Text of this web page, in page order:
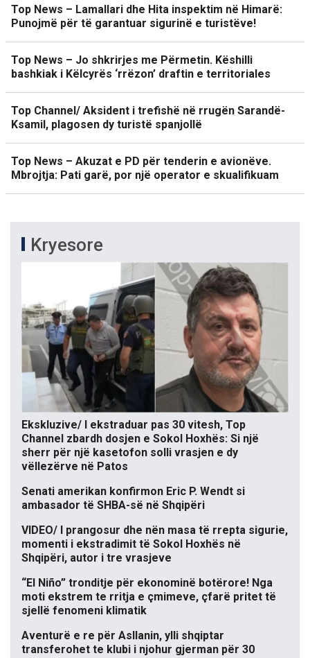
Top News – Lamallari dhe Hita inspektim në Himarë:
Punojmë për të garantuar sigurinë e turistëve!
Top News – Jo shkrirjes me Përmetin. Këshilli
bashkiak i Këlcyrës ‘rrëzon’ draftin e territoriales
Top Channel/ Aksident i trefishë në rrugën Sarandë-
Ksamil, plagosen dy turistë spanjollë
Top News – Akuzat e PD për tenderin e avionëve.
Mbrojtja: Pati garë, por një operator e skualifikuam
Kryesore
Ekskluzive/ I ekstraduar pas 30 vitesh, Top
Channel zbardh dosjen e Sokol Hoxhës: Si një
sherr për një kasetofon solli vrasjen e dy
vëllezërve në Patos
Senati amerikan konfirmon Eric P. Wendt si
ambasador të SHBA-së në Shqipëri
VIDEO/ I prangosur dhe nën masa të rrepta sigurie,
momenti i ekstradimit të Sokol Hoxhës në
Shqipëri, autor i tre vrasjeve
“El Niño” tronditje për ekonominë botërore! Nga
moti ekstrem te rritja e çmimeve, çfarë pritet të
sjellë fenomeni klimatik
Aventurë e re për Asllanin, ylli shqiptar
transferohet te klubi i njohur gjerman për 30